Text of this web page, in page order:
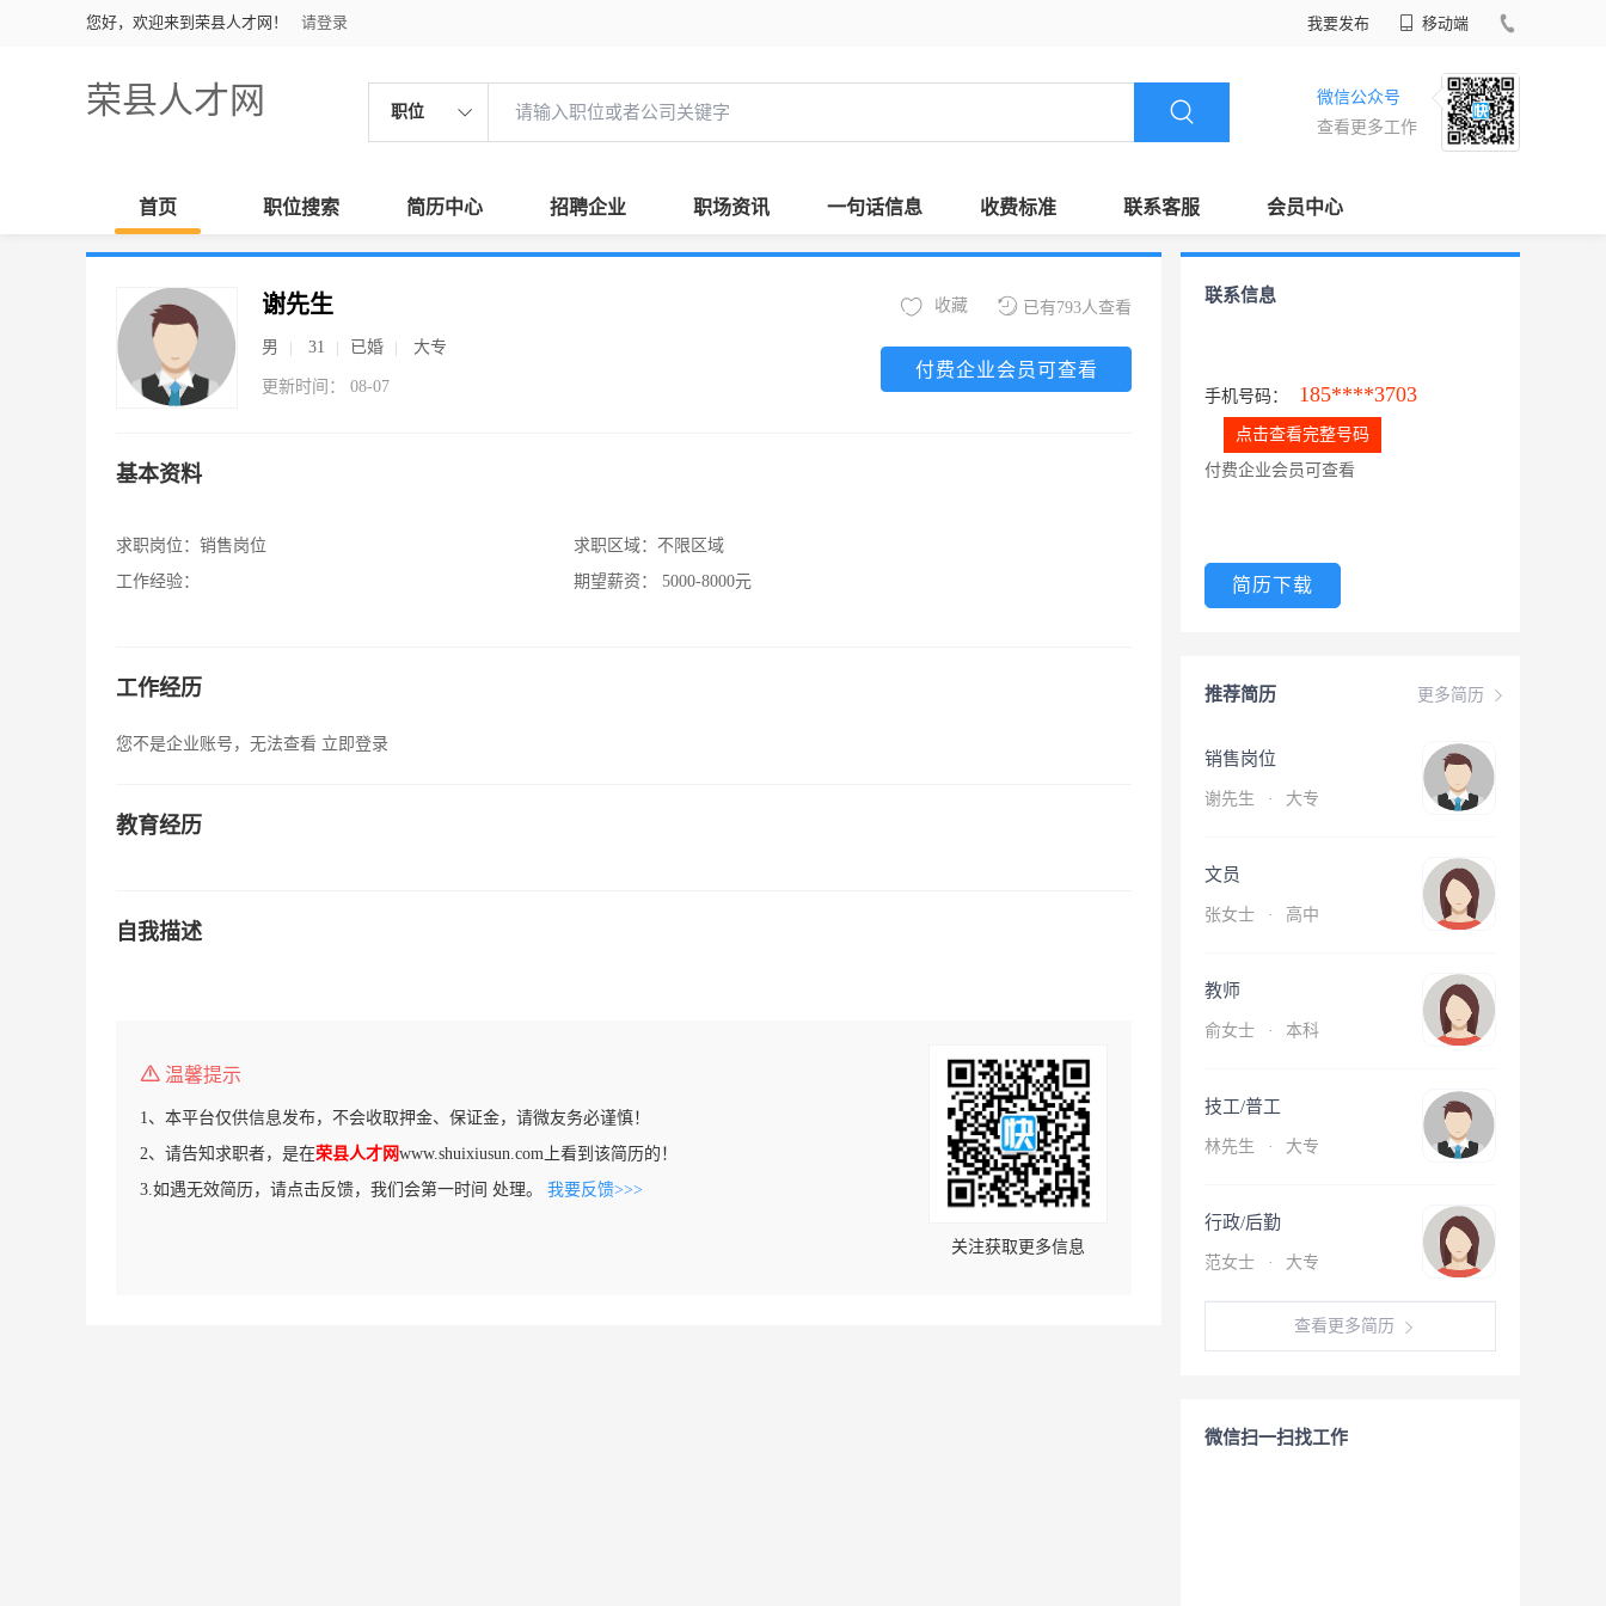
您好，欢迎来到荣县人才网！ 请登录 我要发布 移动端
荣县人才网 职位
微信公众号
查看更多工作
首页 职位搜索 简历中心 招聘企业 职场资讯 一句话信息 收费标准 联系客服 会员中心
谢先生
男 31 已婚 大专
更新时间： 08-07
已有793人查看
收藏
付费企业会员可查看
基本资料
求职岗位： 销售岗位
工作经验：
求职区域： 不限区域
期望薪资：
5000-8000元
工作经历
您不是企业账号，无法查看 立即登录
教育经历
自我描述
温馨提示
1、本平台仅供信息发布，不会收取押金、保证金，请微友务必谨慎！
2、请告知求职者，是在荣县人才网www.shuixiusun.com上看到该简历的！
3.如遇无效简历，请点击反馈，我们会第一时间 处理。 我要反馈>>>
关注获取更多信息
联系信息
手机号码： 185****3703
点击查看完整号码
付费企业会员可查看
简历下载
更多简历
推荐简历
销售岗位
谢先生 · 大专
文员
张女士 · 高中
教师
俞女士 · 本科
技工/普工
林先生 · 大专
行政/后勤
范女士 · 大专
查看更多简历
微信扫一扫找工作